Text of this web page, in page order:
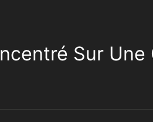
Sur Une